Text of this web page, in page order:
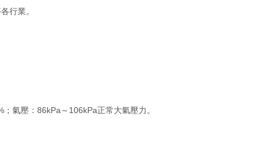
行業。
壓：86kPa～106kPa正常大氣壓力。